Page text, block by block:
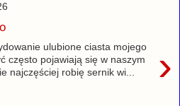
›
ulubione ciasta mojego
często pojawiają się w naszym
najczęściej robię sernik wi...